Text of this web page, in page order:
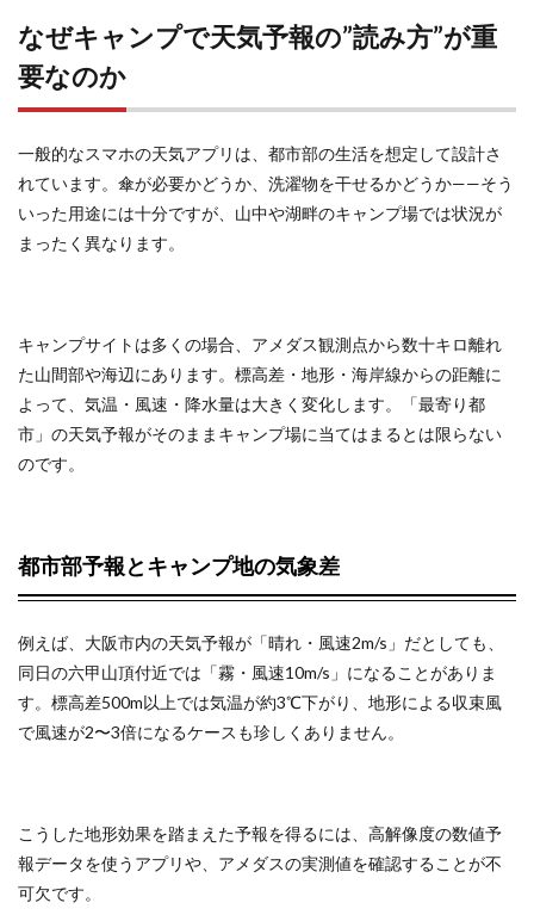
ンプ
で天
気予
報
み
方”が
重要
なの
報と
キャ
ンプ
地の
気象
差
ンプ
べき5
つの
気象
要素
気ア
プリ
の選
び方
なぜキャンプで天気予報の”読み方”が重
要なのか
一般的なスマホの天気アプリは、都市部の生活を想定して設計さ
れています。傘が必要かどうか、洗濯物を干せるかどうか——そう
いった用途には十分ですが、山中や湖畔のキャンプ場では状況が
まったく異なります。
キャンプサイトは多くの場合、アメダス観測点から数十キロ離れ
た山間部や海辺にあります。標高差・地形・海岸線からの距離に
よって、気温・風速・降水量は大きく変化します。「最寄り都
市」の天気予報がそのままキャンプ場に当てはまるとは限らない
のです。
都市部予報とキャンプ地の気象差
例えば、大阪市内の天気予報が「晴れ・風速2m/s」だとしても、
同日の六甲山頂付近では「霧・風速10m/s」になることがありま
す。標高差500m以上では気温が約3℃下がり、地形による収束風
で風速が2〜3倍になるケースも珍しくありません。
こうした地形効果を踏まえた予報を得るには、高解像度の数値予
報データを使うアプリや、アメダスの実測値を確認することが不
可欠です。